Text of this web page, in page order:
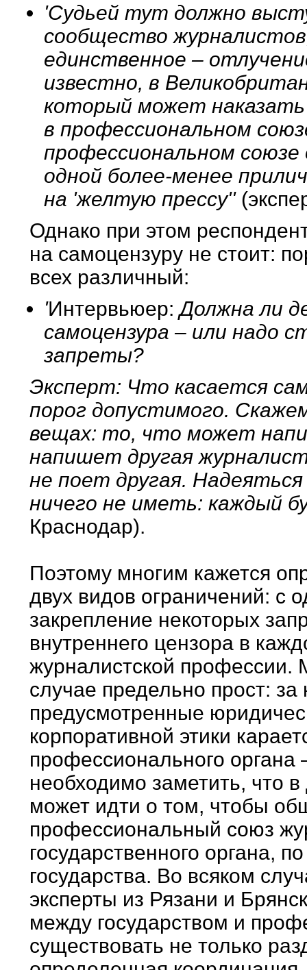
'Судьей тут должно
сообщество
единственное –
известно, в
который может
в профессиональном
профессиональном
одной более-менее
на 'желтую прессу''
Однако при этом
на самоцензуру не стоит:
всех различный:
'Интервьюер: Должна ли
самоцензура – или надо
запреты?
Эксперт: Что касается
порог допустимого.
вещах: то, что может
напишет другая
не поет другая.
ничего не иметь: каждый
Краснодар).
Поэтому многим кажется
двух видов ограничений: с
закрепление некоторых
внутреннего цензора в
журналистской профессии.
случае предельно прост:
предусмотренные
корпоративной этики
профессионального
необходимо заметить, что
может идти о том, чтобы
профессиональный союз
государственного органа,
государства. Во всяком
эксперты из Рязани и
между государством и
существовать не только